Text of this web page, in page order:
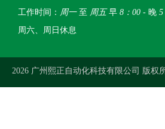
工作时间： 周一至 周五早 8：00 - 晚 5
周六、周日休息
2026 广州熙正自动化科技有限公司 版权